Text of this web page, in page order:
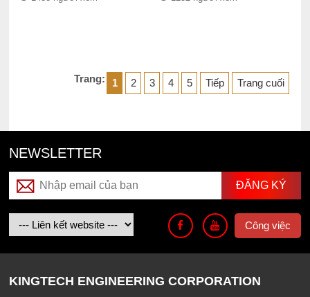
Trang: 1 2 3 4 5 Tiếp Trang cuối
NEWSLETTER
Công việc
KINGTECH ENGINEERING CORPORATION